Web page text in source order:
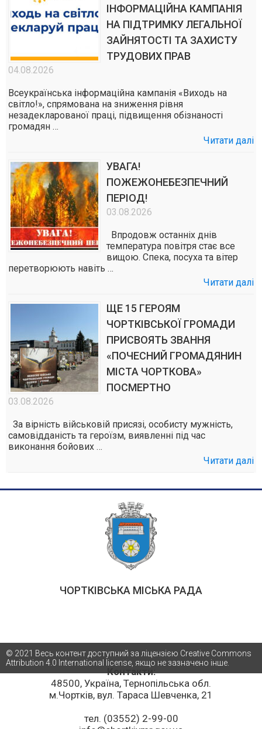
ІНФОРМАЦІЙНА КАМПАНІЯ
НА ПІДТРИМКУ ЛЕГАЛЬНОЇ
ЗАЙНЯТОСТІ ТА ЗАХИСТУ
ТРУДОВИХ ПРАВ
04.08.2026
Всеукраїнська інформаційна кампанія «Виходь на
світло!», спрямована на зниження рівня
незадекларованої праці, підвищення обізнаності
громадян …
Читати далі
УВАГА!
ПОЖЕЖОНЕБЕЗПЕЧНИЙ
ПЕРІОД!
03.08.2026
Впродовж останніх днів
температура повітря стає все
вищою. Спека, посуха та вітер
перетворюють навіть …
Читати далі
ЩЕ 15 ГЕРОЯМ
ЧОРТКІВСЬКОЇ ГРОМАДИ
ПРИСВОЯТЬ ЗВАННЯ
«ПОЧЕСНИЙ ГРОМАДЯНИН
МІСТА ЧОРТКОВА»
ПОСМЕРТНО
03.08.2026
За вірність військовій присязі, особисту мужність,
самовідданість та героїзм, виявленні під час
виконання бойових …
Читати далі
ЧОРТКІВСЬКА МІСЬКА РАДА
Контакти:
48500, Україна, Тернопільська обл.
м.Чортків, вул. Тараса Шевченка, 21
тел. (03552) 2-99-00
© 2021 Весь контент доступний за ліцензією Creative Commons
Attribution 4.0 International license, якщо не зазначено інше.